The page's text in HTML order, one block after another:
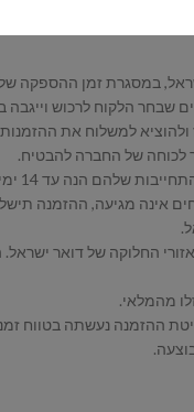
לכוחה של החברה להבטיח.
החלוקה של דואר
ההזמנה נעשתה בטווח